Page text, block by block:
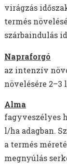
virágzás
termés
szárbaindulás
Napraforgó
az intenzív
növelésére 2–3
Alma
fagyveszélyes
l/ha adagban.
a termés
megnyúlás